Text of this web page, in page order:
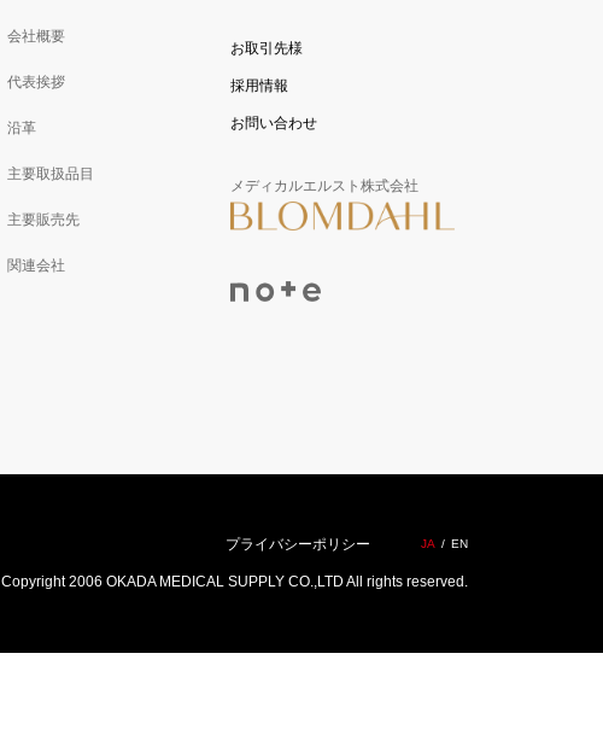
会社概要
代表挨拶
沿革
主要取扱品目
主要販売先
関連会社
お取引先様
採用情報
お問い合わせ
メディカルエルスト株式会社
プライバシーポリシー JA EN
Copyright 2006 OKADA MEDICAL SUPPLY CO.,LTD All rights reserved.